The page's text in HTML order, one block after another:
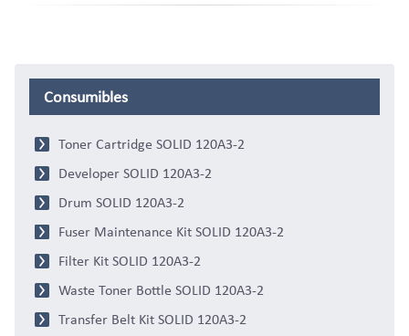
Consumibles
Toner Cartridge SOLID 120A3-2
Developer SOLID 120A3-2
Drum SOLID 120A3-2
Fuser Maintenance Kit SOLID 120A3-2
Filter Kit SOLID 120A3-2
Waste Toner Bottle SOLID 120A3-2
Transfer Belt Kit SOLID 120A3-2